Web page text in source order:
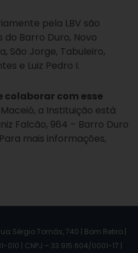
pela LBV são
Barro Duro, Novo
São Jorge, Tabuleiro,
e Luiz Pedro I.
colaborar com esse
a Instituição está
Falcão, 964 – Barro Duro
mais informações,
Rua Sérgio Tomás, 740 | Bom Retiro |
010 | CNPJ – 33.915.604/0001-17 |